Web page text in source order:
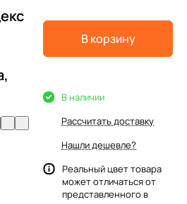
В корзину
В наличии
Рассчитать доставку
Нашли дешевле?
Реальный цвет товара
может отличаться от
представленного в